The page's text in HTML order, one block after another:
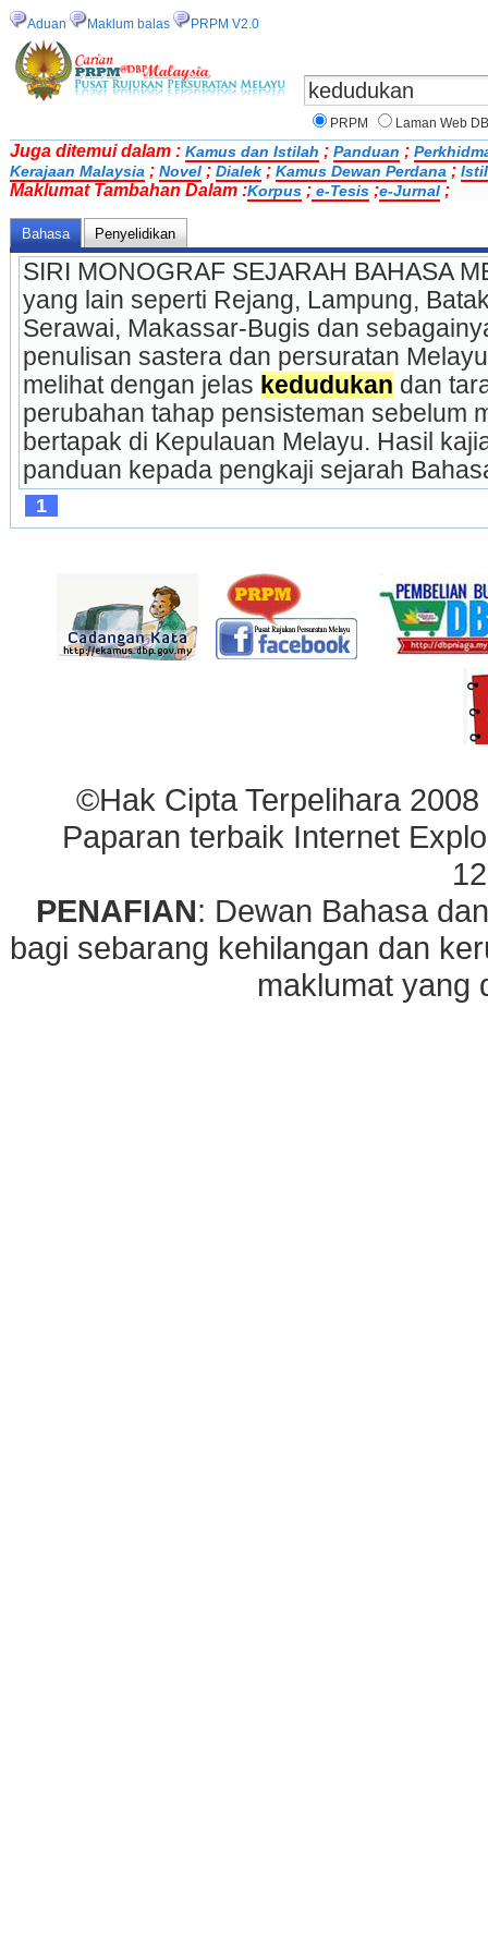
Aduan Maklum balas PRPM V2.0
PRPM Laman Web
Juga ditemui dalam : Kamus dan Istilah ; Panduan ;
Kerajaan Malaysia ; Novel ; Dialek ; Kamus Dewan Perdana ;
Maklumat Tambahan Dalam :Korpus ; e-Tesis ;e-Jurnal ;
Bahasa Penyelidikan
SIRI MONOGRAF SEJARAH BAHASA
yang lain seperti Rejang, Lampung,
Serawai, Makassar-Bugis dan
penulisan sastera dan persuratan
melihat dengan jelas kedudukan dan
perubahan tahap pensisteman sebelum
bertapak di Kepulauan Melayu. Hasil
panduan kepada pengkaji sejarah
1
©Hak Cipta Terpelihara
Paparan terbaik Internet
PENAFIAN: Dewan Bahasa
bagi sebarang kehilangan dan
maklumat yang